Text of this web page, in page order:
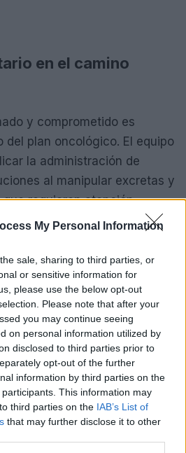
My Personal Information
sale, sharing to third parties, or
or sensitive information for
please use the below opt-out
Please note that after your
you may continue seeing
on personal information utilized by
disclosed to third parties prior to
opt-out of the further
information by third parties on the
participants. This information may
third parties on the IAB’s List of
that may further disclose it to other
en el camino
y comprometido es
del plan oncológico. El equipo
la administración de
al manipular excretas y
requieren atención
de figuras profesionales de
y la confianza entre
se convierten en pilares
ajustes rápidos en el plan
paciente.
veterinaria moderna
y bienestar, ofreciendo
más individualizadas. La
pronto, evaluar con criterios
una relación estrecha entre